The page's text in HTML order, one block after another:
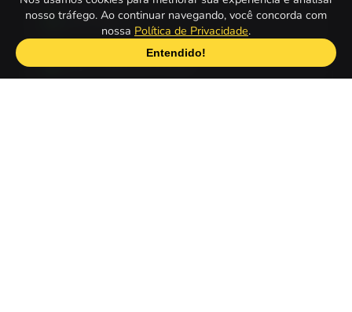
1 Fruit Ninja
2 Caça-Palavras: Frutas
nosso tráfego. Ao continuar navegando, você concorda com
nossa Política de Privacidade.
Entendido!